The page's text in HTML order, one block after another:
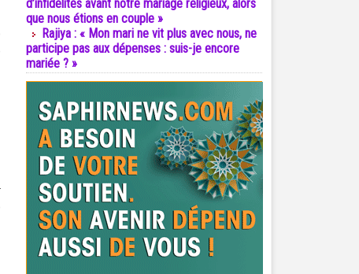
d’infidélités avant notre mariage religieux, alors
que nous étions en couple »
Rajiya : « Mon mari ne vit plus avec nous, ne
participe pas aux dépenses : suis-je encore
mariée ? »